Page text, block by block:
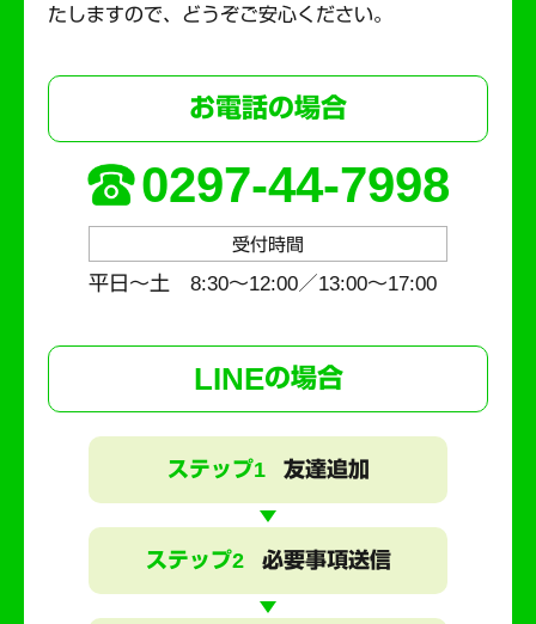
たしますので、どうぞご安心ください。
お電話の場合
0297-44-7998
受付時間
平日～土 8:30〜12:00／13:00〜17:00
LINEの場合
ステップ1 友達追加
ステップ2 必要事項送信